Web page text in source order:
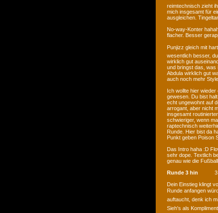
reimtechnisch zieht
mich insgesamt für
ausgleichen.
No-way-Konter
flacher. Besser
Punjizz gleich mit
wesentlich besser,
wirklich gut
und bringst das, was
Abdula wirklich gut
auch noch mehr
Ich wollte hier
gewesen. Du bist
echt ungewohnt auf
arrogant, aber nicht
insgesamt
schwieriger, wenn
raptechnisch
Runde. Hier bist da
Punkt geben Poison
Das Intro haha :D
sehr dope. Textlich
genau wie die
Runde 3 hin
Dein Einstieg klingt
Runde anfangen
auftaucht, denk ich
Sieh's als